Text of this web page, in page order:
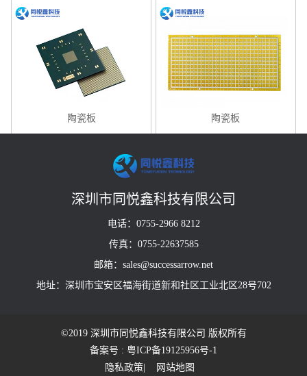
陶瓷板 陶瓷板
深圳市同悦鑫科技有限公司
电话：0755-2966 8212
传真：0755-22637585
邮箱：sales@successarrow.net
地址：深圳市宝安区福海街道新和社区工业北区28号702
©2019 深圳市同悦鑫科技有限公司 版权所有
备案号 : 粤ICP备19125956号-1
| 网站地图
隐私政策